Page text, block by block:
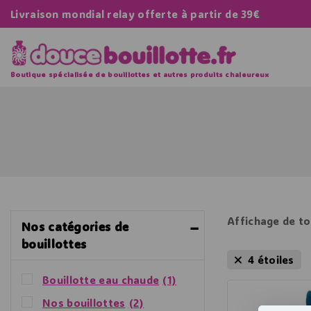
Livraison mondial relay offerte à partir de 39€
Boutique spécialisée de bouillottes et autres produits chaleureux
Affichage de
4 étoiles
Nos catégories de
bouillottes
Bouillotte eau chaude (1)
Nos bouillottes (2)